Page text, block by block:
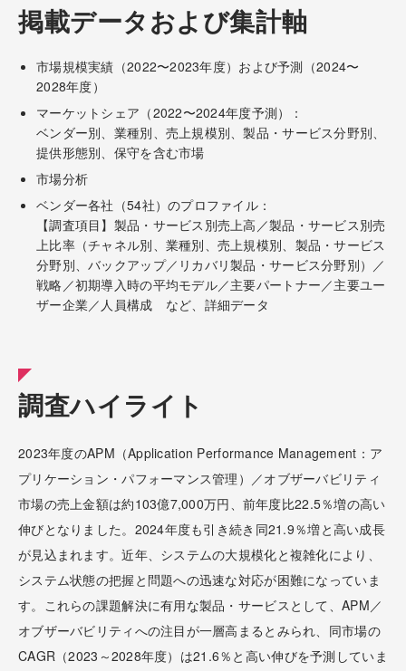
掲載データおよび集計軸
市場規模実績（2022〜2023年度）および予測（2024〜
2028年度）
マーケットシェア（2022〜2024年度予測）：
ベンダー別、業種別、売上規模別、製品・サービス分野別、
提供形態別、保守を含む市場
市場分析
ベンダー各社（54社）のプロファイル：
【調査項目】製品・サービス別売上高／製品・サービス別売
上比率（チャネル別、業種別、売上規模別、製品・サービス
分野別、バックアップ／リカバリ製品・サービス分野別）／
戦略／初期導入時の平均モデル／主要パートナー／主要ユー
ザー企業／人員構成 など、詳細データ
調査ハイライト
2023年度のAPM（Application Performance Management：ア
プリケーション・パフォーマンス管理）／オブザーバビリティ
市場の売上金額は約103億7,000万円、前年度比22.5％増の高い
伸びとなりました。2024年度も引き続き同21.9％増と高い成長
が見込まれます。近年、システムの大規模化と複雑化により、
システム状態の把握と問題への迅速な対応が困難になっていま
す。これらの課題解決に有用な製品・サービスとして、APM／
オブザーバビリティへの注目が一層高まるとみられ、同市場の
CAGR（2023～2028年度）は21.6％と高い伸びを予測していま